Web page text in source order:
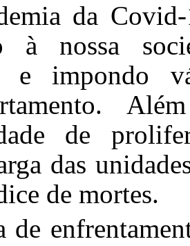
da
à nossa
e impondo
de
das
de mortes.
de